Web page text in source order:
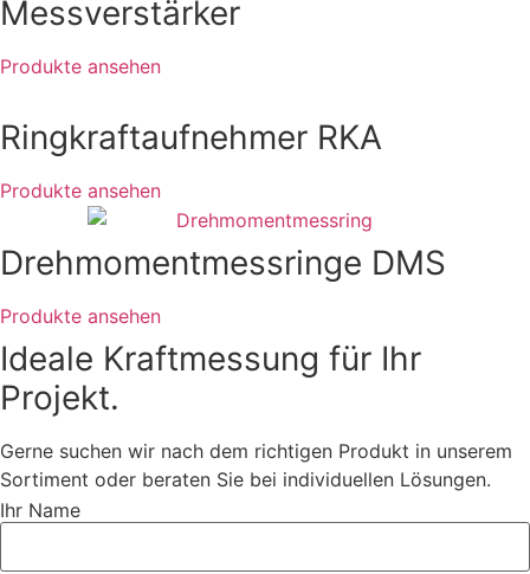
Messverstärker
Produkte ansehen
Ringkraftaufnehmer RKA
Produkte ansehen
Drehmomentmessringe DMS
Produkte ansehen
Ideale Kraftmessung für Ihr
Projekt.
Gerne suchen wir nach dem richtigen Produkt in unserem
Sortiment oder beraten Sie bei individuellen Lösungen.
Ihr Name